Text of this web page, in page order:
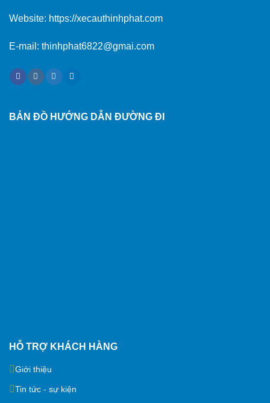
Website: https://xecauthinhphat.com
E-mail: thinhphat6822@gmai.com
HỖ TRỢ KHÁCH HÀNG
Giới thiệu
Tin tức - sự kiện
BẢN ĐỒ HƯỚNG DẪN ĐƯỜNG ĐI